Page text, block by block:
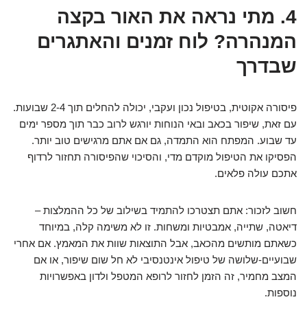
4. מתי נראה את האור בקצה
המנהרה? לוח זמנים והאתגרים
שבדרך
פיסורה אקוטית, בטיפול נכון ועקבי, יכולה להחלים תוך 2-4 שבועות.
עם זאת, שיפור בכאב ובאי הנוחות יורגש לרוב כבר תוך מספר ימים
עד שבוע. המפתח הוא התמדה, גם אם אתם מרגישים טוב יותר.
הפסיקו את הטיפול מוקדם מדי, והסיכוי שהפיסורה תחזור לרדוף
אתכם עולה פלאים.
חשוב לזכור: אתם תצטרכו להתמיד בשילוב של כל ההמלצות –
דיאטה, שתייה, אמבטיות ומשחות. זו לא משימה קלה, במיוחד
כשאתם מותשים מהכאב, אבל התוצאות שוות את המאמץ. אם אחרי
שבועיים-שלושה של טיפול אינטנסיבי לא חל שום שיפור, או אם
המצב מחמיר, זה הזמן לחזור לרופא המטפל ולדון באפשרויות
נוספות.